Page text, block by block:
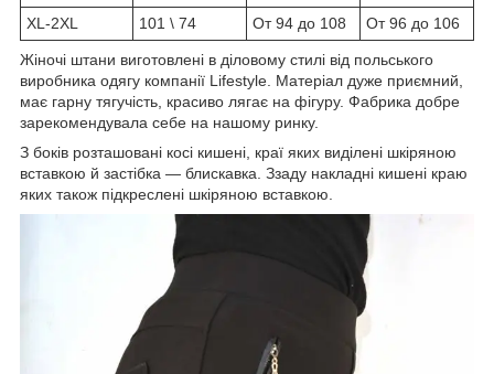
XL-2XL
101 \ 74 От 94 до 108 От 96 до 106
Жіночі штани виготовлені в діловому стилі від польського
виробника одягу компанії Lifestyle. Матеріал дуже приємний,
має гарну тягучість, красиво лягає на фігуру. Фабрика добре
зарекомендувала себе на нашому ринку.
З боків розташовані косі кишені, краї яких виділені шкіряною
вставкою й застібка — блискавка. Ззаду накладні кишені краю
яких також підкреслені шкіряною вставкою.